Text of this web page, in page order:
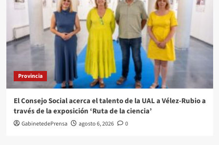
Provincia
El Consejo Social acerca el talento de la UAL a Vélez-Rubio a
través de la exposición ‘Ruta de la ciencia’
GabinetedePrensa agosto 6, 2026 0